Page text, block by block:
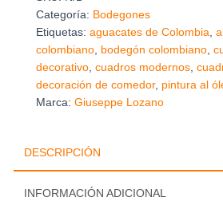
Colombia
al
Óleo
sobre
Lienzo
cantidad
Categoría: Bodegones
Etiquetas: aguacates de Colombia,
colombiano, bodegón colombiano,
decorativo, cuadros modernos,
decoración de comedor, pintura al
Marca: Giuseppe Lozano
DESCRIPCIÓN
INFORMACIÓN ADICIONAL